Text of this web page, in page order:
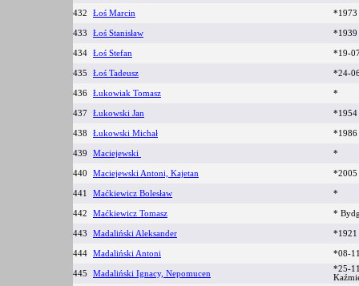
432 Łoś Marcin *1973
433 Łoś Stanisław *1939
434 Łoś Stefan *19-
435 Łoś Tadeusz *24-
436 Łukowiak Tomasz *
437 Łukowski Jan *1954
438 Łukowski Michał *1986
439 Maciejewski *
440 Maciejewski Antoni, Kajetan *2005
441 Maćkiewicz Bolesław *
442 Maćkiewicz Tomasz *
443 Madaliński Aleksander *1921
444 Madaliński Antoni *08-
445 Madaliński Ignacy, Nepomucen
*25-